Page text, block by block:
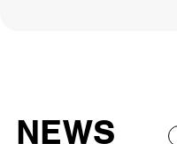
NEWS